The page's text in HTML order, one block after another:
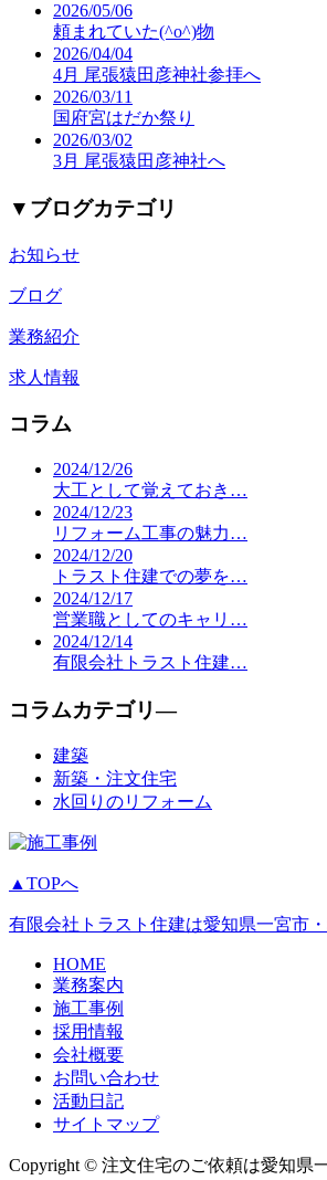
2026/05/06
頼まれていた(^o^)物
2026/04/04
4月 尾張猿田彦神社参拝へ
2026/03/11
国府宮はだか祭り
2026/03/02
3月 尾張猿田彦神社へ
▼ ブログカテゴリ
お知らせ
ブログ
業務紹介
求人情報
コラム
2024/12/26
大工として覚えておき…
2024/12/23
リフォーム工事の魅力…
2024/12/20
トラスト住建での夢を…
2024/12/17
営業職としてのキャリ…
2024/12/14
有限会社トラスト住建…
コラムカテゴリ―
建築
新築・注文住宅
水回りのリフォーム
▲TOPへ
有限会社トラスト住建は愛知県一宮市
HOME
業務案内
施工事例
採用情報
会社概要
お問い合わせ
活動日記
サイトマップ
Copyright © 注文住宅のご依頼は愛知県